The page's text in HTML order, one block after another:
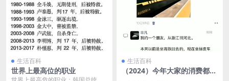
生活百科
世界上最高位的职业
生活百科
（2024）今年大家的消费都降